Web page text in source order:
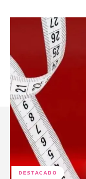
DESTACADO